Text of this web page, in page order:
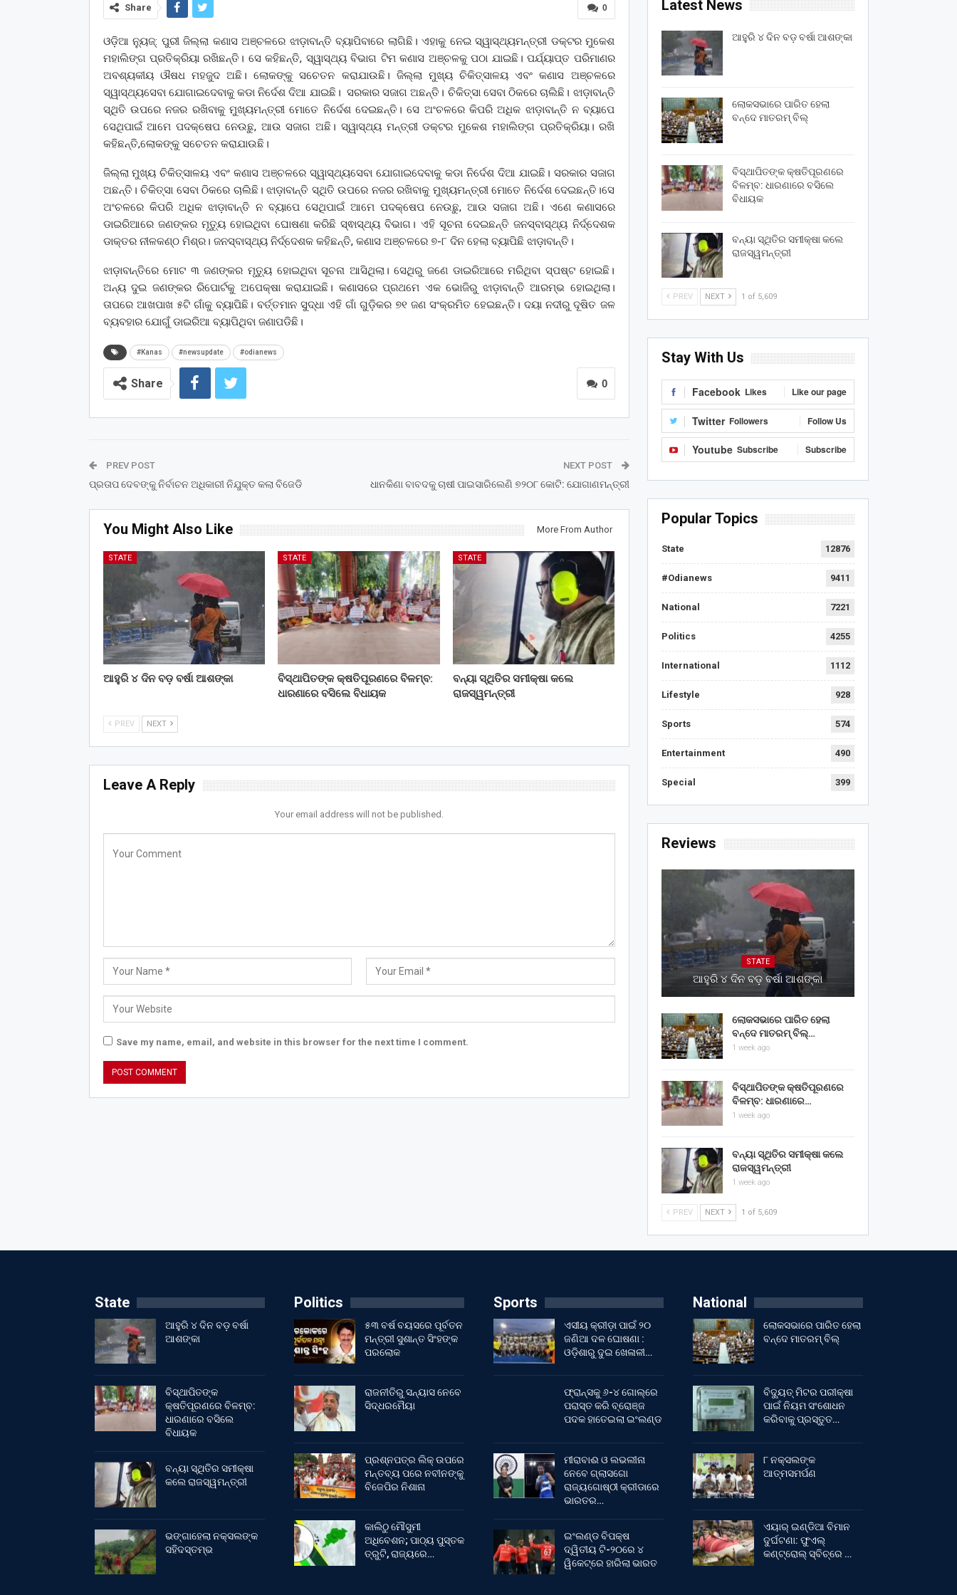
0
Share
ଓଡ଼ିଆ ନ୍ୟୁଜ୍: ପୁରୀ ଜିଲ୍ଲା କଣାସ ଅଞ୍ଚଳରେ ଝାଡ଼ାବାନ୍ତି ବ୍ୟାପିବାରେ ଲାଗିଛି। ଏହାକୁ ନେଇ ସ୍ୱାସ୍ଥ୍ୟମନ୍ତ୍ରୀ ଡକ୍ଟର ମୁକେଶ
ମହାଲିଙ୍ଗ ପ୍ରତିକ୍ରିୟା ରଖିଛନ୍ତି। ସେ କହିଛନ୍ତି, ସ୍ୱାସ୍ଥ୍ୟ ବିଭାଗ ଟିମ କଣାସ ଅଞ୍ଚଳକୁ ପଠା ଯାଇଛି। ପର୍ଯ୍ୟାପ୍ତ ପରିମାଣର
ଅବଶ୍ୟକୀୟ ଔଷଧ ମହଜୁଦ ଅଛି। ଲୋକଙ୍କୁ ସଚେତନ କରାଯାଉଛି। ଜିଲ୍ଲା ମୁଖ୍ୟ ଚିକିତ୍ସାଳୟ ଏବଂ କଣାସ ଅଞ୍ଚଳରେ
ସ୍ୱାସ୍ଥ୍ୟସେବା ଯୋଗାଇଦେବାକୁ କଡା ନିର୍ଦେଶ ଦିଆ ଯାଇଛି। ସରକାର ସଜାଗ ଅଛନ୍ତି। ଚିକିତ୍ସା ସେବା ଠିକରେ ଚାଲିଛି। ଝାଡ଼ାବାନ୍ତି
ସ୍ଥିତି ଉପରେ ନଜର ରଖିବାକୁ ମୁଖ୍ୟମନ୍ତ୍ରୀ ମୋତେ ନିର୍ଦେଶ ଦେଇଛନ୍ତି। ସେ ଅଂଚଳରେ କିପରି ଅଧିକ ଝାଡ଼ାବାନ୍ତି ନ ବ୍ୟାପେ
ସେଥିପାଇଁ ଆମେ ପଦକ୍ଷେପ ନେଉଛୁ, ଆଉ ସଜାଗ ଅଛି। ସ୍ୱାସ୍ଥ୍ୟ ମନ୍ତ୍ରୀ ଡକ୍ଟର ମୁକେଶ ମହାଲିଙ୍ଗ ପ୍ରତିକ୍ରିୟା। ରଖି
କହିଛନ୍ତି,ଲୋକଙ୍କୁ ସଚେତନ କରାଯାଉଛି।
ଜିଲ୍ଲା ମୁଖ୍ୟ ଚିକିତ୍ସାଳୟ ଏବଂ କଣାସ ଅଞ୍ଚଳରେ ସ୍ୱାସ୍ଥ୍ୟସେବା ଯୋଗାଇଦେବାକୁ କଡା ନିର୍ଦେଶ ଦିଆ ଯାଇଛି। ସରକାର ସଜାଗ
ଅଛନ୍ତି। ଚିକିତ୍ସା ସେବା ଠିକରେ ଚାଲିଛି। ଝାଡ଼ାବାନ୍ତି ସ୍ଥିତି ଉପରେ ନଜର ରଖିବାକୁ ମୁଖ୍ୟମନ୍ତ୍ରୀ ମୋତେ ନିର୍ଦେଶ ଦେଇଛନ୍ତି।ସେ
ଅଂଚଳରେ କିପରି ଅଧିକ ଝାଡ଼ାବାନ୍ତି ନ ବ୍ୟାପେ ସେଥିପାଇଁ ଆମେ ପଦକ୍ଷେପ ନେଉଛୁ, ଆଉ ସଜାଗ ଅଛି। ଏଣେ କଣାସରେ
ଡାଇରିଆରେ ଜଣଙ୍କର ମୃତ୍ୟୁ ହୋଇଥିବା ଘୋଷଣା କରିଛି ସ୍ଵାସ୍ଥ୍ୟ ବିଭାଗ। ଏହି ସୂଚନା ଦେଇଛନ୍ତି ଜନସ୍ବାସ୍ଥ୍ୟ ନିର୍ଦ୍ଦେଶକ
ଡାକ୍ତର ନୀଳକଣ୍ଠ ମିଶ୍ର। ଜନସ୍ବାସ୍ଥ୍ୟ ନିର୍ଦ୍ଦେଶକ କହିଛନ୍ତି, କଣାସ ଅଞ୍ଚଳରେ ୭-୮ ଦିନ ହେଲା ବ୍ୟାପିଛି ଝାଡ଼ାବାନ୍ତି।
ଝାଡ଼ାବାନ୍ତିରେ ମୋଟ ୩ ଜଣଙ୍କର ମୃତ୍ୟୁ ହୋଇଥିବା ସୂଚନା ଆସିଥିଲା। ସେଥିରୁ ଜଣେ ଡାଇରିଆରେ ମରିଥିବା ସ୍ପଷ୍ଟ ହୋଇଛି।
ଅନ୍ୟ ଦୁଇ ଜଣଙ୍କର ରିପୋର୍ଟକୁ ଅପେକ୍ଷା କରାଯାଇଛି। କଣାସରେ ପ୍ରଥମେ ଏକ ଭୋଜିରୁ ଝାଡ଼ାବାନ୍ତି ଆରମ୍ଭ ହୋଇଥିଲା।
ତାପରେ ଆଖପାଖ ୫ଟି ଗାଁକୁ ବ୍ୟାପିଛି। ବର୍ତ୍ତମାନ ସୁଦ୍ଧା ଏହି ଗାଁ ଗୁଡ଼ିକର ୭୧ ଜଣ ସଂକ୍ରମିତ ହେଇଛନ୍ତି। ଦୟା ନଦୀରୁ ଦୂଷିତ ଜଳ
ବ୍ୟବହାର ଯୋଗୁଁ ଡାଇରିଆ ବ୍ୟାପିଥିବା ଜଣାପଡିଛି।
#Kanas #newsupdate #odianews
0
Share
PREV POST
ପ୍ରତାପ ଦେବଙ୍କୁ ନିର୍ବାଚନ ଅଧିକାରୀ ନିଯୁକ୍ତ କଲା ବିଜେଡି
NEXT POST
ଧାନକିଣା ବାବଦକୁ ଚାଷୀ ପାଇସାରିଲେଣି ୭୨୦୮ କୋଟି: ଯୋଗାଣମନ୍ତ୍ରୀ
You Might Also Like More From Author
STATE
ଆହୁରି ୪ ଦିନ ବଡ଼ ବର୍ଷା ଆଶଙ୍କା
STATE
ବିସ୍ଥାପିତଙ୍କ କ୍ଷତିପୂରଣରେ ବିଳମ୍ବ:
ଧାରଣାରେ ବସିଲେ ବିଧାୟକ
STATE
ବନ୍ୟା ସ୍ଥିତିର ସମୀକ୍ଷା କଲେ
ରାଜସ୍ୱମନ୍ତ୍ରୀ
PREV NEXT
Leave A Reply
Your email address will not be published.
Save my name, email, and website in this browser for the next time I comment.
Latest News
ଆହୁରି ୪ ଦିନ ବଡ଼ ବର୍ଷା ଆଶଙ୍କା
ଲୋକସଭାରେ ପାରିତ ହେଲା
ବନ୍ଦେ ମାତରମ୍‌ ବିଲ୍‌
ବିସ୍ଥାପିତଙ୍କ କ୍ଷତିପୂରଣରେ
ବିଳମ୍ବ: ଧାରଣାରେ ବସିଲେ
ବିଧାୟକ
ବନ୍ୟା ସ୍ଥିତିର ସମୀକ୍ଷା କଲେ
ରାଜସ୍ୱମନ୍ତ୍ରୀ
PREV NEXT 1 of 5,609
Stay With Us
Facebook Likes Like our page
Twitter Followers Follow Us
Youtube Subscribe Subscribe
Popular Topics
State 12876
#Odianews 9411
National 7221
Politics 4255
International 1112
Lifestyle 928
Sports 574
Entertainment 490
Special 399
Reviews
STATE
ଆହୁରି ୪ ଦିନ ବଡ଼ ବର୍ଷା ଆଶଙ୍କା
ଲୋକସଭାରେ ପାରିତ ହେଲା
ବନ୍ଦେ ମାତରମ୍‌ ବିଲ୍‌…
1 week ago
ବିସ୍ଥାପିତଙ୍କ କ୍ଷତିପୂରଣରେ
ବିଳମ୍ବ: ଧାରଣାରେ…
1 week ago
ବନ୍ୟା ସ୍ଥିତିର ସମୀକ୍ଷା କଲେ
ରାଜସ୍ୱମନ୍ତ୍ରୀ
1 week ago
PREV NEXT 1 of 5,609
State
ଆହୁରି ୪ ଦିନ ବଡ଼ ବର୍ଷା
ଆଶଙ୍କା
ବିସ୍ଥାପିତଙ୍କ
କ୍ଷତିପୂରଣରେ ବିଳମ୍ବ:
ଧାରଣାରେ ବସିଲେ
ବିଧାୟକ
ବନ୍ୟା ସ୍ଥିତିର ସମୀକ୍ଷା
କଲେ ରାଜସ୍ୱମନ୍ତ୍ରୀ
ଭଙ୍ଗାହେଲା ନକ୍ସଲଙ୍କ
ସହିଦସ୍ତମ୍ଭ
Politics
୫୩ ବର୍ଷ ବୟସରେ ପୂର୍ବତନ
ମନ୍ତ୍ରୀ ସୁଶାନ୍ତ ସିଂହଙ୍କ
ପରଲୋକ
ରାଜନୀତିରୁ ସନ୍ୟାସ ନେବେ
ସିଦ୍ଧରମୈୟା
ପ୍ରଶ୍ନପତ୍ର ଲିକ୍ ଉପରେ
ମନ୍ତବ୍ୟ ପରେ ନବୀନଙ୍କୁ
ବିଜେପିର ନିଶାନା
କାଲିଠୁ ମୌସୁମୀ
ଅଧିବେଶନ; ପାଠ୍ୟ ପୁସ୍ତକ
ତ୍ରୁଟି, ରାଜ୍ୟରେ…
Sports
ଏସୀୟ କ୍ରୀଡ଼ା ପାଇଁ ୨୦
ଜଣିଆ ଦଳ ଘୋଷଣା :
ଓଡ଼ିଶାରୁ ଦୁଇ ଖେଳାଳୀ…
ଫ୍ରାନ୍ସକୁ ୬-୪ ଗୋଲ୍‌ରେ
ପରାସ୍ତ କରି ବ୍ରୋଞ୍ଜ
ପଦକ ହାତେଇଲା ଇଂଲଣ୍ଡ
ମୀରାବାଈ ଓ ଲଭଲୀନା
ନେବେ ଗ୍ଲାସଗୋ
ରାଜ୍ୟଗୋଷ୍ଠୀ କ୍ରୀଡାରେ
ଭାରତର…
ଇଂଲଣ୍ଡ ବିପକ୍ଷ
ଦ୍ୱିତୀୟ ଟି-୨୦ରେ ୪
ୱିକେଟ୍‌ରେ ହାରିଲା ଭାରତ
National
ଲୋକସଭାରେ ପାରିତ ହେଲା
ବନ୍ଦେ ମାତରମ୍‌ ବିଲ୍‌
ବିଦ୍ୟୁତ୍ ମିଟର ପରୀକ୍ଷା
ପାଇଁ ନିୟମ ସଂଶୋଧନ
କରିବାକୁ ପ୍ରସ୍ତୁତ…
୮ ନକ୍ସଲଙ୍କ
ଆତ୍ମସମର୍ପଣ
ଏୟାର୍ ଇଣ୍ଡିଆ ବିମାନ
ଦୁର୍ଘଟଣା: ଫୁଏଲ୍‌
କଣ୍ଟ୍ରୋଲ୍‌ ସ୍ବିଚ୍‌ରେ …